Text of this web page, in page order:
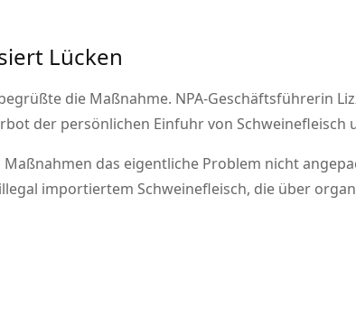
Lücken
die Maßnahme. NPA-Geschäftsführerin
der persönlichen Einfuhr von
das eigentliche Problem nicht
importiertem Schweinefleisch, die über